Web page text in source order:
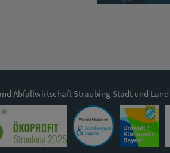
Abfallwirtschaft Straubing Stadt und Land